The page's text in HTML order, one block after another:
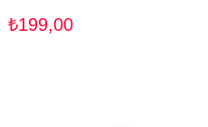
₺199,00